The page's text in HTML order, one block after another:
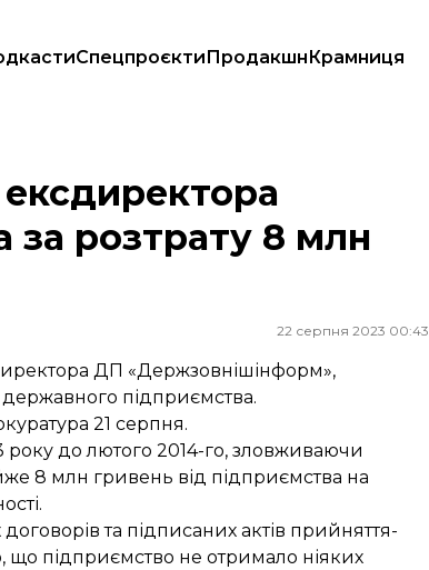
СпецпроєктиПродакшнКрамниця
8 млн гривень
за розтрату 8 млн
22 серпня 2023 00:43
ДП «Держзовнішінформ»,
підприємства.
21 серпня.
до лютого 2014-го, зловживаючи
8 млн гривень від підприємства на
та підписаних актів прийняття-
що підприємство не отримало ніяких